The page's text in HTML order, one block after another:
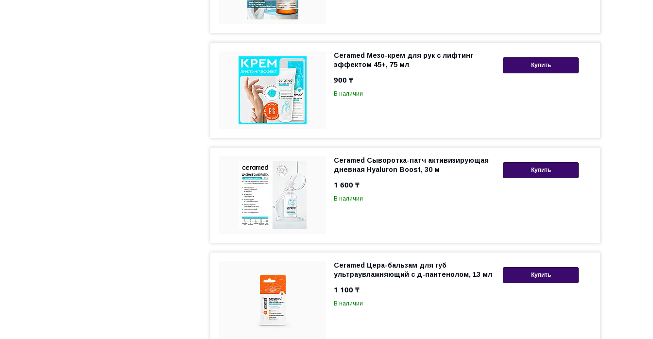
Купить
Ceramed Мезо-крем для рук с лифтинг
эффектом 45+, 75 мл
900 ₸
В наличии
Купить
Ceramed Сыворотка-патч активизирующая
дневная Hyaluron Boost, 30 м
1 600 ₸
В наличии
Купить
Ceramed Цера-бальзам для губ
ультраувлажняющий с д-пантенолом, 13 мл
1 100 ₸
В наличии